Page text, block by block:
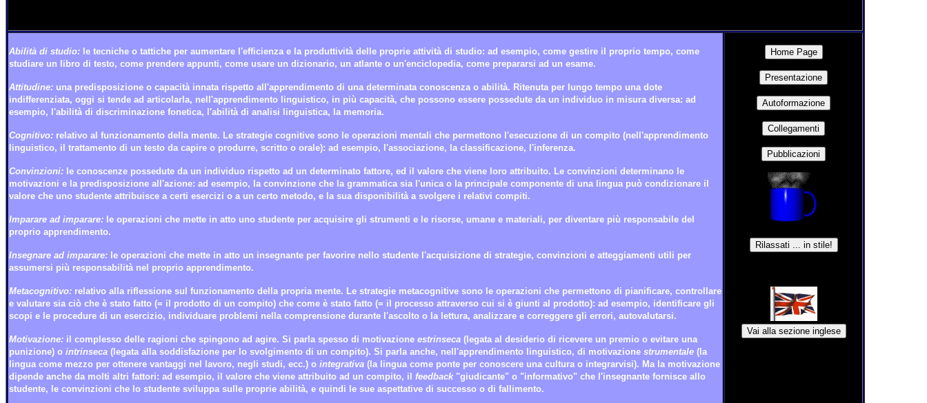
Abilità di studio: le tecniche o tattiche per aumentare l'efficienza e la produttività delle proprie attività di studio: ad esempio, come gestire il proprio tempo, come
studiare un libro di testo, come prendere appunti, come usare un dizionario, un atlante o un'enciclopedia, come prepararsi ad un esame.
Attitudine: una predisposizione o capacità innata rispetto all'apprendimento di una determinata conoscenza o abilità. Ritenuta per lungo tempo una dote
indifferenziata, oggi si tende ad articolarla, nell'apprendimento linguistico, in più capacità, che possono essere possedute da un individuo in misura diversa: ad
esempio, l'abilità di discriminazione fonetica, l'abilità di analisi linguistica, la memoria.
Cognitivo: relativo al funzionamento della mente. Le strategie cognitive sono le operazioni mentali che permettono l'esecuzione di un compito (nell'apprendimento
linguistico, il trattamento di un testo da capire o produrre, scritto o orale): ad esempio, l'associazione, la classificazione, l'inferenza.
Convinzioni: le conoscenze possedute da un individuo rispetto ad un determinato fattore, ed il valore che viene loro attribuito. Le convinzioni determinano le
motivazioni e la predisposizione all'azione: ad esempio, la convinzione che la grammatica sia l'unica o la principale componente di una lingua può condizionare il
valore che uno studente attribuisce a certi esercizi o a un certo metodo, e la sua disponibilità a svolgere i relativi compiti.
Imparare ad imparare: le operazioni che mette in atto uno studente per acquisire gli strumenti e le risorse, umane e materiali, per diventare più responsabile del
proprio apprendimento.
Insegnare ad imparare: le operazioni che mette in atto un insegnante per favorire nello studente l'acquisizione di strategie, convinzioni e atteggiamenti utili per
assumersi più responsabilità nel proprio apprendimento.
Metacognitivo: relativo alla riflessione sul funzionamento della propria mente. Le strategie metacognitive sono le operazioni che permettono di pianificare, controllare
e valutare sia ciò che è stato fatto (= il prodotto di un compito) che come è stato fatto (= il processo attraverso cui si è giunti al prodotto): ad esempio, identificare gli
scopi e le procedure di un esercizio, individuare problemi nella comprensione durante l'ascolto o la lettura, analizzare e correggere gli errori, autovalutarsi.
Motivazione: il complesso delle ragioni che spingono ad agire. Si parla spesso di motivazione estrinseca (legata al desiderio di ricevere un premio o evitare una
punizione) o intrinseca (legata alla soddisfazione per lo svolgimento di un compito). Si parla anche, nell'apprendimento linguistico, di motivazione strumentale (la
lingua come mezzo per ottenere vantaggi nel lavoro, negli studi, ecc.) o integrativa (la lingua come ponte per conoscere una cultura o integrarvisi). Ma la motivazione
dipende anche da molti altri fattori: ad esempio, il valore che viene attribuito ad un compito, il feedback"giudicante" o "informativo" che l'insegnante fornisce allo
studente, le convinzioni che lo studente sviluppa sulle proprie abilità, e quindi le sue aspettative di successo o di fallimento.